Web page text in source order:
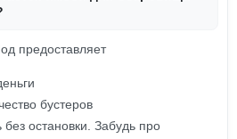
предоставляет
бустеров
без остановки. Забудь про